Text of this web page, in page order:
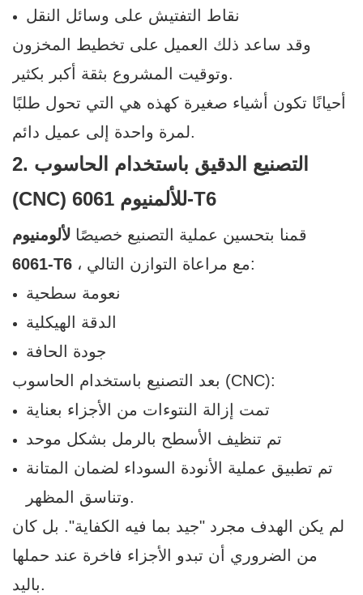
نقاط التفتيش على وسائل النقل
وقد ساعد ذلك العميل على تخطيط المخزون
وتوقيت المشروع بثقة أكبر بكثير.
أحيانًا تكون أشياء صغيرة كهذه هي التي تحول طلبًا
لمرة واحدة إلى عميل دائم.
2. التصنيع الدقيق باستخدام الحاسوب
(CNC) للألمنيوم 6061-T6
قمنا بتحسين عملية التصنيع خصيصًا لألومنيوم
6061-T6
، مع مراعاة التوازن التالي:
نعومة سطحية
الدقة الهيكلية
جودة الحافة
بعد التصنيع باستخدام الحاسوب (CNC):
تمت إزالة النتوءات من الأجزاء بعناية
تم تنظيف الأسطح بالرمل بشكل موحد
تم تطبيق عملية الأنودة السوداء لضمان المتانة
وتناسق المظهر.
لم يكن الهدف مجرد "جيد بما فيه الكفاية". بل كان
من الضروري أن تبدو الأجزاء فاخرة عند حملها
باليد.